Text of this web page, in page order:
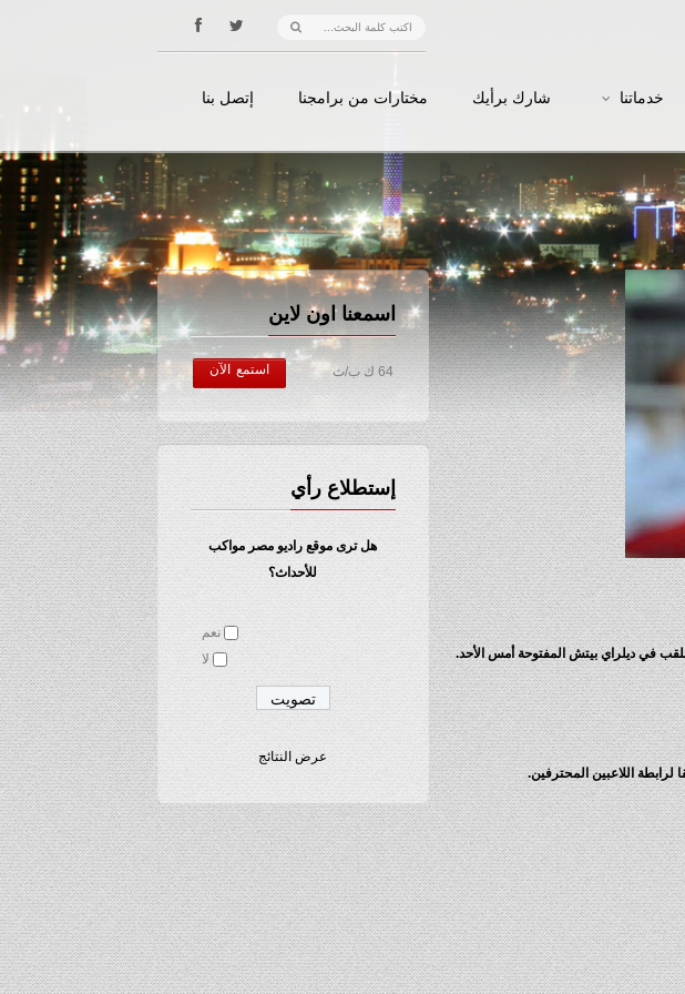
خدماتنا شارك برأيك مختارات من برامجنا إتصل بنا
اسمعنا اون لاين
64 ك ب/ث استمع الآن
إستطلاع رأي
هل ترى موقع راديو مصر مواكب
للأحداث؟
نعم
لا
عرض النتائج